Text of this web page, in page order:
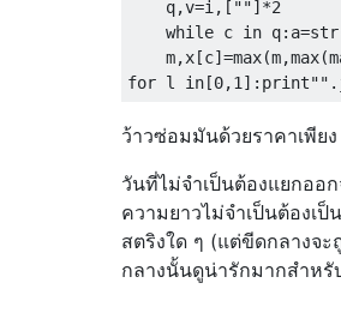
    q,v=i,[""]*2
while c in
ว้าวซ่อมมันด้วยราคาเพีย
วันที่ไม่จำเป็นต้องแยกออ
ความยาวไม่จำเป็นต้องเ
สตริงใด ๆ (แต่ขีดกลางจ
กลางนั้นดูน่ารักมากสำห